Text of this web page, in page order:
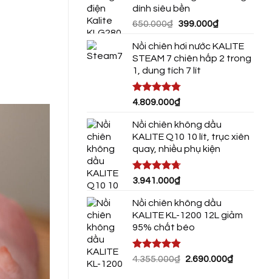
dính siêu bền
650.000₫ Giá
là:
650.000₫.
399.000₫Giá
tại
là:
Nồi chiên hơi nước KALITE
STEAM 7 chiên hấp 2 trong
1, dung tích 7 lít
Được xếp
5 sao
4.809.000₫
Nồi chiên không dầu
KALITE Q10 10 lít, trục xiên
quay, nhiều phụ kiện
Được xếp
5 sao
3.941.000₫
Nồi chiên không dầu
KALITE KL-1200 12L giảm
95% chất béo
Được xếp
4.355.000₫ Giá
2.690.000₫Giá